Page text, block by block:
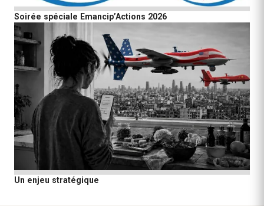
Soirée spéciale Emancip’Actions 2026
Un enjeu stratégique